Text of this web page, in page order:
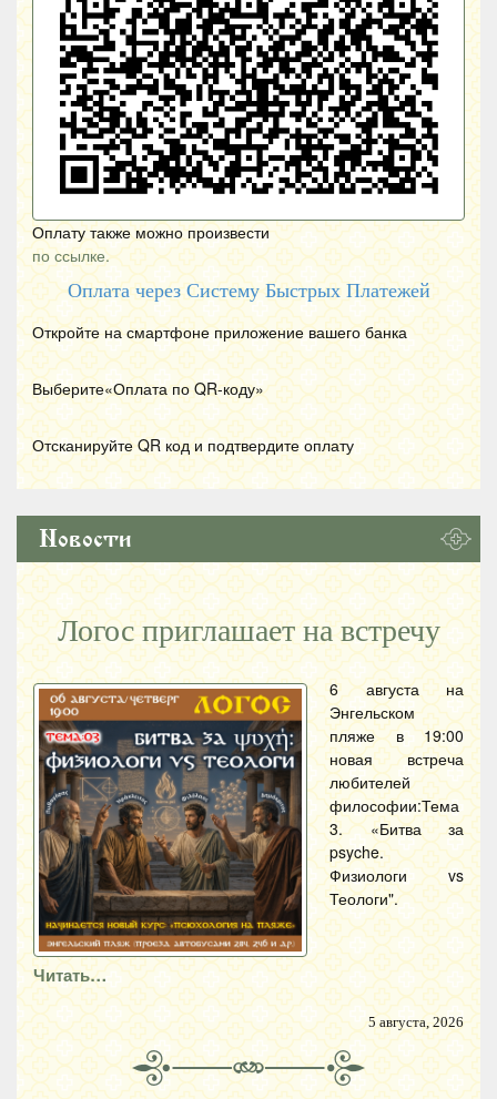
Оплату также можно произвести
по ссылке.
Оплата через Систему Быстрых Платежей
Откройте на смартфоне приложение вашего банка
Выберите«Оплата по QR-коду»
Отсканируйте QR код и подтвердите оплату
Новости
Логос приглашает на встречу
6 августа на
Энгельском
пляже в 19:00
новая встреча
любителей
философии:Тема
3. «Битва за
psyche.
Физиологи vs
Теологи".
Читать…
5 августа, 2026